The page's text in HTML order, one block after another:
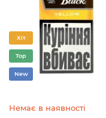
Хіт
Top
New
Немає в наявності